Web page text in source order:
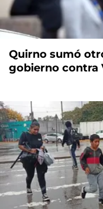
Quirno sumó
gobierno contra